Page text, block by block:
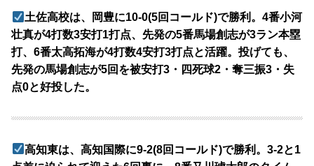
土佐高校は、岡豊に10-0(5回コールド)で勝利。4番小河
壮真が4打数3安打1打点、先発の5番馬場創志が3ラン本塁
打、6番太高拓海が4打数4安打3打点と活躍。投げても、
先発の馬場創志が5回を被安打3・四死球2・奪三振3・失
点0と好投した。
高知東は、高知国際に9-2(8回コールド)で勝利。3-2と1